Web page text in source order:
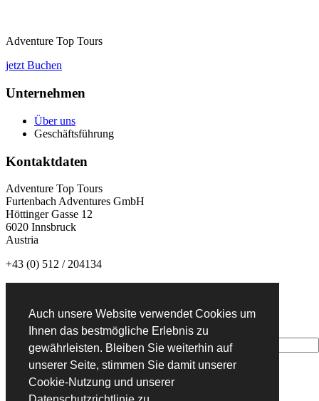
Auch unsere Website verwendet Cookies um
Ihnen das bestmögliche Erlebnis zu
gewährleisten. Bleiben Sie weiterhin auf
unserer Seite, stimmen Sie damit unserer
Cookie-Nutzung und unserer
Adventure Top Tours
jetzt Buchen
Unternehmen
Über uns
Geschäftsführung
Kontaktdaten
Adventure Top Tours
Furtenbach Adventures GmbH
Höttinger Gasse 12
6020 Innsbruck
Austria
+43 (0) 512 / 204134
Newsletteranmeldung:
DE